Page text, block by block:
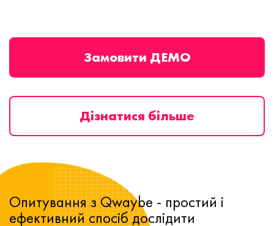
Замовити ДЕМО
Дізнатися більше
Опитування з Qwaybe - простий і
ефективний спосіб дослідити